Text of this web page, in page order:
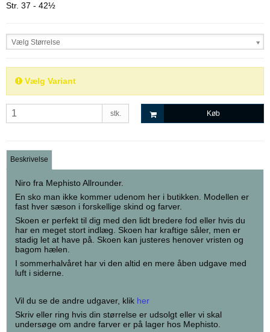
Str. 37 - 42½
Vælg Størrelse
Vælg Variant
stk. Køb
Beskrivelse
Niro fra Mephisto Allrounder.
En sko man ikke kommer udenom her i butikken. Modellen er
fast hver sæson i forskellige skind og farver.
Skoen er perfekt til dig med den lidt bredere fod eller hvis du
har en meget stort indlæg. Skoen har kraftige såler, men er
stadig let at have på. Skoen kan justeres henover vristen og
bagom hælen.
I sommerhalvåret har vi den altid en mere åben udgave med
luft i siderne.
Vil du se de andre udgaver, klik her
Skriv eller ring hvis din størrelse er udsolgt eller vi skal
undersøge om andre farver er på lager hos Mephisto.